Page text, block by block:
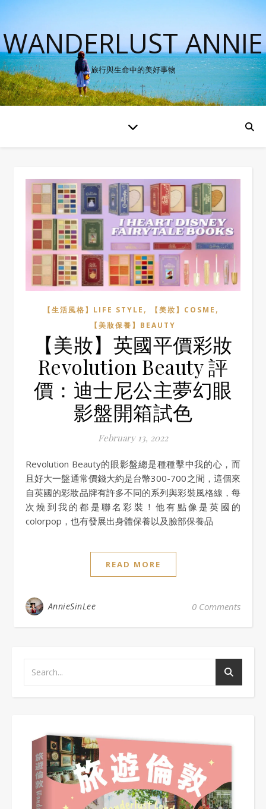
WANDERLUST ANNIE
旅行與生命中的美好事物
【生活風格】LIFE STYLE , 【美妝】COSME ,
【美妝保養】BEAUTY
【美妝】英國平價彩妝
Revolution Beauty 評
價：迪士尼公主夢幻眼
影盤開箱試色
February 13, 2022
Revolution Beauty的眼影盤總是種種擊中我的心，而
且好大一盤通常價錢大約是台幣300-700之間，這個來
自英國的彩妝品牌有許多不同的系列與彩裝風格線，每
次燒到我的都是聯名彩裝！他有點像是英國的
colorpop，也有發展出身體保養以及臉部保養品
READ MORE
AnnieSinLee 0 Comments